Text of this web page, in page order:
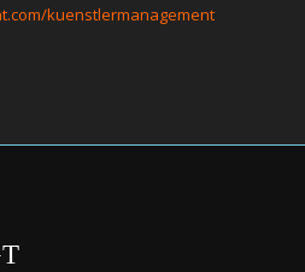
kuenstlermanagement